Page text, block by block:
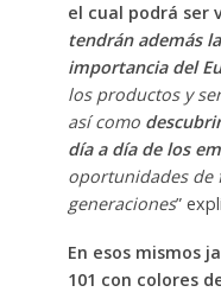
el cual podrá ser
tendrán además
importancia del
los productos y
así como
día a día de los
oportunidades de
generaciones”
En esos mismos
101 con colores